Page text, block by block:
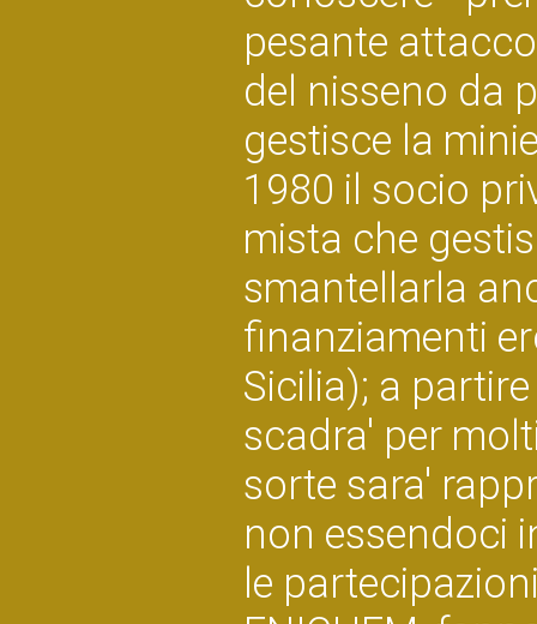
pesante
del nisseno da
gestisce la
1980 il socio
mista che
smantellarla
finanziamenti
Sicilia); a
scadra' per
sorte sara'
non essendoci
le